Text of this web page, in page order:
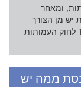
ומאחר
יש מן הצורך
להביאם פה. כפי שציינו בטורים הקודמים תיקון 14 לחוק העמותות
ממה יש